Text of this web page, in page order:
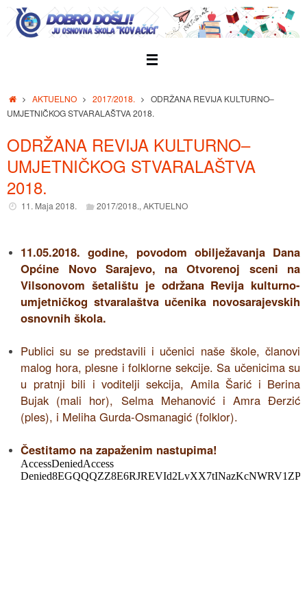
Skip
content
HomeAKTUELNO 2017/2018.
ODRŽANA REVIJA KULTURNO–
UMJETNIČKOG STVARALAŠTVA 2018.
ODRŽANA REVIJA KULTURNO–
UMJETNIČKOG STVARALAŠTVA
2018.
11. Maja 2018. 2017/2018.,AKTUELNO
11.05.2018. godine, povodom obilježavanja Dana
Općine Novo Sarajevo, na Otvorenoj sceni na
Vilsonovom šetalištu je održana Revija kulturno-
umjetničkog stvaralaštva učenika novosarajevskih
osnovnih škola.
Publici su se predstavili i učenici naše škole, članovi
malog hora, plesne i folklorne sekcije. Sa učenicima su
u pratnji bili i voditelji sekcija, Amila Šarić i Berina
Bujak (mali hor), Selma Mehanović i Amra Đerzić
(ples), i Meliha Gurda-Osmanagić (folklor).
Čestitamo na zapaženim nastupima!